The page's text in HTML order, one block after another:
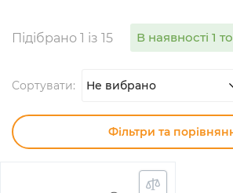
Підібрано 1 із 15 В наявності 1
Сортувати: Не вибрано
Фільтри та